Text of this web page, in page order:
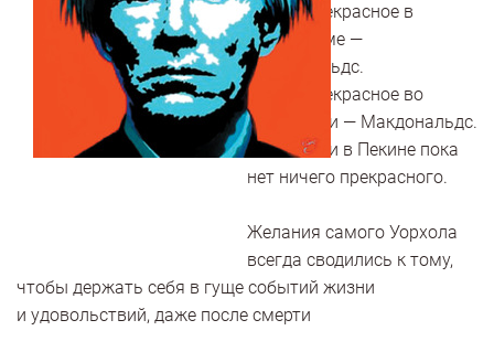
Самое прекрасное в
Стокгольме —
Макдональдс.
Самое прекрасное во
Флоренции — Макдональдс.
В Москве и в Пекине пока
нет ничего прекрасного.
Желания самого Уорхола
всегда сводились к тому,
чтобы держать себя в гуще событий жизни
и удовольствий, даже после смерти